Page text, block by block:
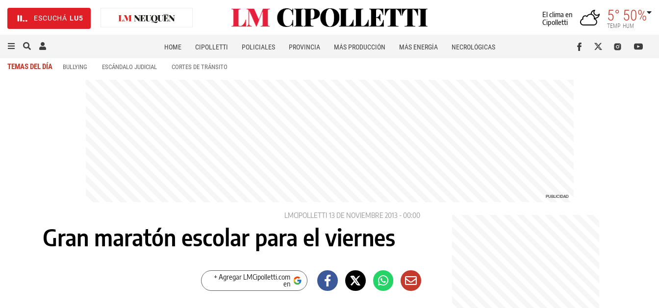
ESCUCHÁ LU5
El clima en
Cipolletti
5°
TEMP
50%
HUM
HOME CIPOLLETTI POLICIALES PROVINCIA MÁS PRODUCCIÓN MÁS ENERGÍA NECROLÓGICAS
TEMAS DEL DÍA BULLYING ESCÁNDALO JUDICIAL CORTES DE TRÁNSITO
LMCIPOLLETTI 13 DE NOVIEMBRE 2013 - 00:00
Gran maratón escolar para el viernes
+ Agregar LMCipolletti.com
en